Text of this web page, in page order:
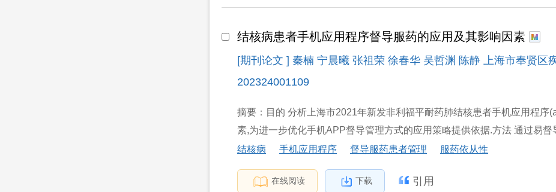
结核病患者手机应用程序督导服药的应用及其影响因素
[期刊论文 ] 秦楠 宁晨曦 张祖荣 徐春华 吴哲渊 陈静 上海市奉贤
202324001109
摘要：目的 分析上海市2021年新发非利福平耐药肺结核患者手机应用程序
素,为进一步优化手机APP督导管理方式的应用策略提供依据.方法 通过易
结核病
手机应用程序 督导服药患者管理 服药依从性
在线阅读 下载 引用